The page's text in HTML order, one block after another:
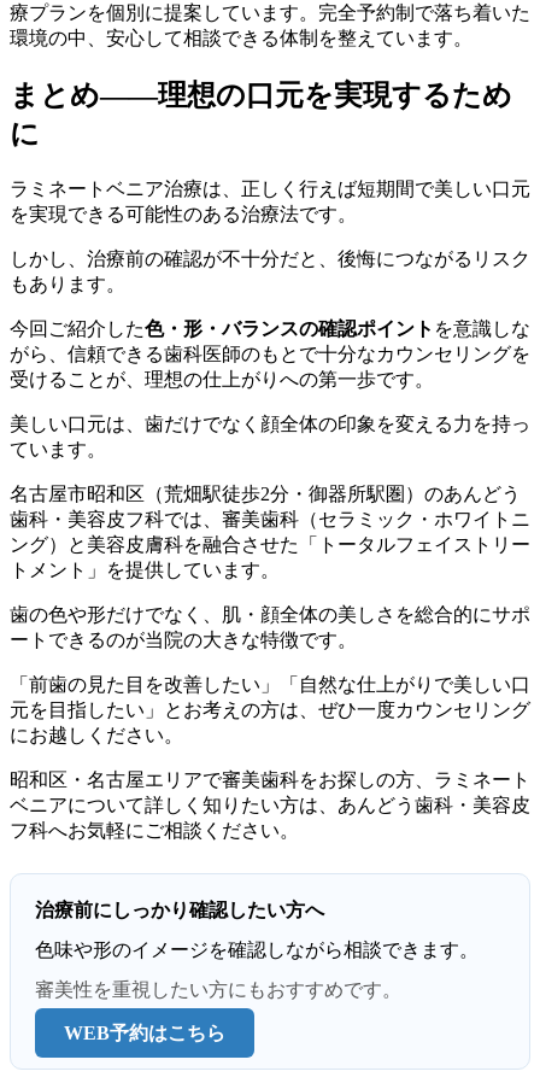
療プランを個別に提案しています。完全予約制で落ち着いた
環境の中、安心して相談できる体制を整えています。
まとめ——理想の口元を実現するため
に
ラミネートベニア治療は、正しく行えば短期間で美しい口元
を実現できる可能性のある治療法です。
しかし、治療前の確認が不十分だと、後悔につながるリスク
もあります。
今回ご紹介した色・形・バランスの確認ポイント を意識しな
がら、信頼できる歯科医師のもとで十分なカウンセリングを
受けることが、理想の仕上がりへの第一歩です。
美しい口元は、歯だけでなく顔全体の印象を変える力を持っ
ています。
名古屋市昭和区（荒畑駅徒歩2分・御器所駅圏）のあんどう
歯科・美容皮フ科では、審美歯科（セラミック・ホワイトニ
ング）と美容皮膚科を融合させた「トータルフェイストリー
トメント」を提供しています。
歯の色や形だけでなく、肌・顔全体の美しさを総合的にサポ
ートできるのが当院の大きな特徴です。
「前歯の見た目を改善したい」「自然な仕上がりで美しい口
元を目指したい」とお考えの方は、ぜひ一度カウンセリング
にお越しください。
昭和区・名古屋エリアで審美歯科をお探しの方、ラミネート
ベニアについて詳しく知りたい方は、あんどう歯科・美容皮
フ科へお気軽にご相談ください。
治療前にしっかり確認したい方へ
色味や形のイメージを確認しながら相談できます。
審美性を重視したい方にもおすすめです。
WEB予約はこちら